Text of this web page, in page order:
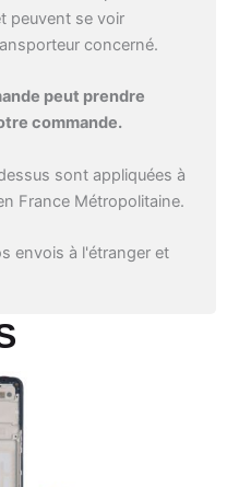
peuvent se voir
concerné.
peut prendre
commande.
sont appliquées à
France Métropolitaine.
envois à l'étranger et